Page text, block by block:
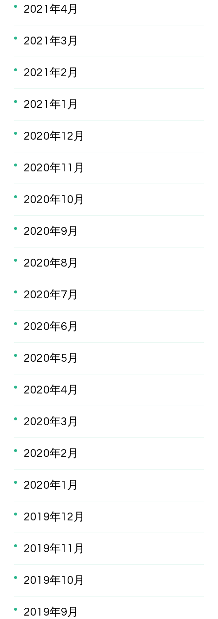
2021年4月
2021年3月
2021年2月
2021年1月
2020年12月
2020年11月
2020年10月
2020年9月
2020年8月
2020年7月
2020年6月
2020年5月
2020年4月
2020年3月
2020年2月
2020年1月
2019年12月
2019年11月
2019年10月
2019年9月